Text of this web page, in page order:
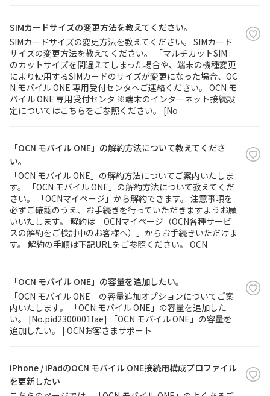
お知らせ サポートサイトの使い方
NTTドコモビジネスのお客さ
まはこちら
工事・故障情報通知
サービス
OCN サービス一覧
SIMカードサイズの変更方法を教えてください。
SIMカードサイズの変更方法を教えてください。 SIMカード
サイズの変更方法を教えてください。 「マルチカットSIM」
のカットサイズを間違えてしまった場合や、端末の機種変更
により使用するSIMカードのサイズが変更になった場合、OC
N モバイル ONE 専用受付センタへご連絡ください。 OCN モ
バイル ONE 専用受付センタ ※端末のインターネット接続設
定についてはこちらをご参照ください。 [No
「OCN モバイル ONE」の解約方法について教えてくださ
い。
「OCN モバイル ONE」の解約方法についてご案内いたしま
す。 「OCN モバイル ONE」の解約方法について教えてくだ
さい。 「OCNマイページ」から解約できます。 注意事項を
必ずご確認のうえ、お手続きを行っていただきますようお願
いいたします。 解約は「OCNマイページ（OCN各種サービ
スの解約をご検討中のお客様へ）」からお手続きいただけま
す。 解約の手順は下記URLをご参照ください。 OCN
「OCN モバイル ONE」の容量を追加したい。
「OCN モバイル ONE」の容量追加オプションについてご案
内いたします。 「OCN モバイル ONE」の容量を追加した
い。 [No.pid2300001fae] 「OCN モバイル ONE」の容量を
追加したい。 | OCNお客さまサポート
iPhone / iPadのOCN モバイル ONE接続用構成プロファイル
を更新したい